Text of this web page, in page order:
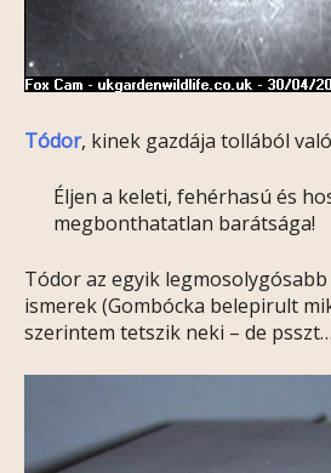
Tódor, kinek gazdája tollából
Éljen a keleti, fehérhasú és
megbonthatatlan barátsága!
Tódor az egyik
ismerek (Gombócka belepirult
szerintem tetszik neki – de